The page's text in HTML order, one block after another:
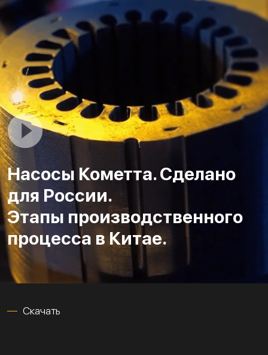
Насосы Кометта. Сделано
для России.
Этапы производственного
процесса в Китае.
Скачать